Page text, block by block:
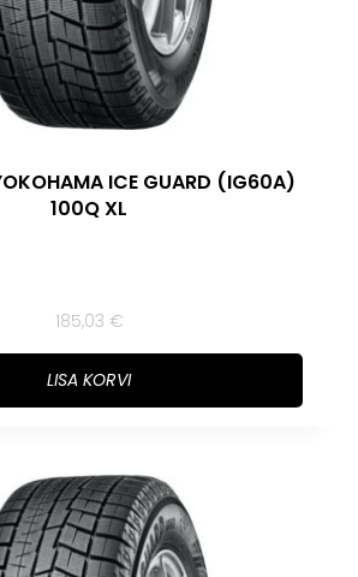
ICE GUARD (IG60A)
100Q XL
185,03 €
LISA KORVI